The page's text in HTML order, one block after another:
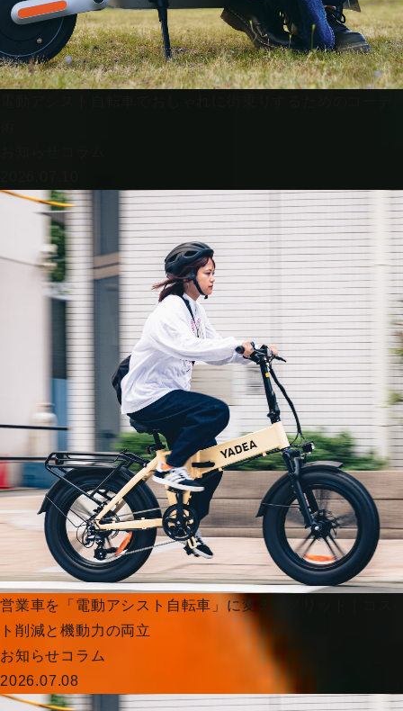
営業車を「電動アシスト自転車」に変えるメリット｜コス
ト削減と機動力の両立
お知らせコラム
2026.07.08